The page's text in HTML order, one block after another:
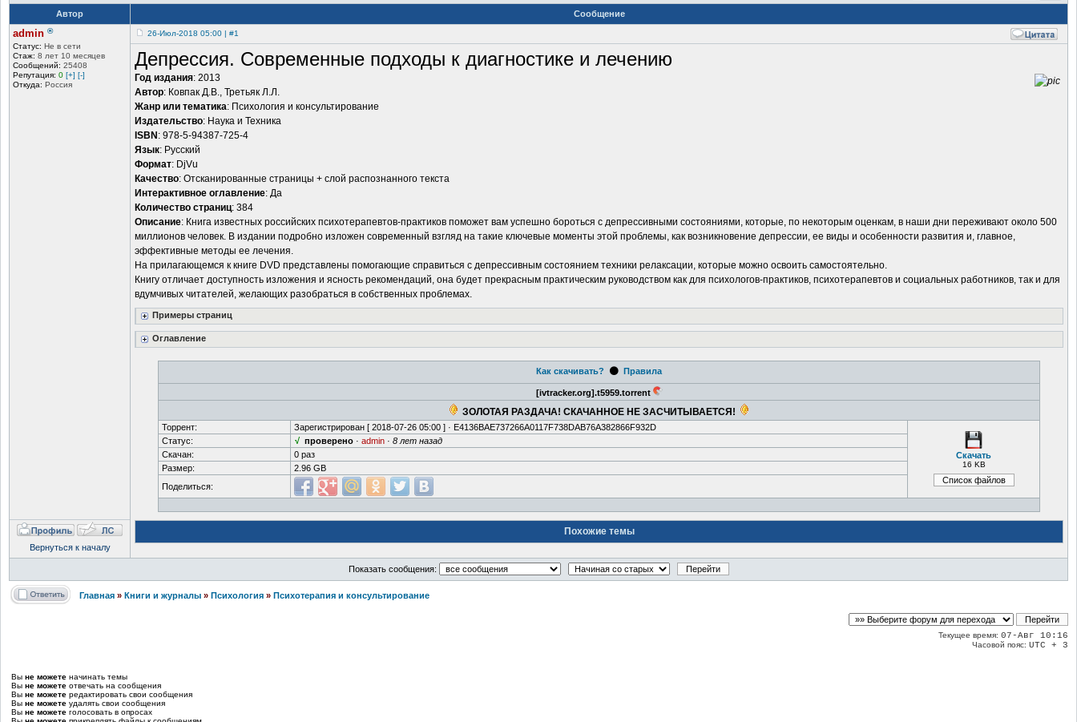
Автор Сообщение
admin ®
Статус: Не в сети
Стаж: 8 лет 10 месяцев
Сообщений: 25408
Репутация: 0 [+] [-]
Откуда: Россия
26-Июл-2018 05:00 | #1
Депрессия. Современные подходы к диагностике и лечению
Год издания: 2013
Автор: Ковпак Д.В., Третьяк Л.Л.
Жанр или тематика: Психология и консультирование
Издательство: Наука и Техника
ISBN : 978-5-94387-725-4
Язык: Русский
Формат: DjVu
Качество: Отсканированные страницы + слой распознанного текста
Интерактивное оглавление: Да
Количество страниц: 384
Описание: Книга известных российских психотерапевтов-практиков поможет вам успешно бороться с депрессивными состояниями, которые, по некоторым оценкам, в наши дни переживают около 500
миллионов человек. В издании подробно изложен современный взгляд на такие ключевые моменты этой проблемы, как возникновение депрессии, ее виды и особенности развития и, главное,
эффективные методы ее лечения.
На прилагающемся к книге DVD представлены помогающие справиться с депрессивным состоянием техники релаксации, которые можно освоить самостоятельно.
Книгу отличает доступность изложения и ясность рекомендаций, она будет прекрасным практическим руководством как для психологов-практиков, психотерапевтов и социальных работников, так и для
вдумчивых читателей, желающих разобраться в собственных проблемах.
Примеры страниц
Оглавление
Как скачивать? ⚫ Правила
[ivtracker.org].t5959.torrent
ЗОЛОТАЯ РАЗДАЧА! СКАЧАННОЕ НЕ ЗАСЧИТЫВАЕТСЯ!
Торрент: Зарегистрирован [ 2018-07-26 05:00 ] · E4136BAE737266A0117F738DAB76A382866F932D
Скачать
16 KB
Статус: √ проверено · admin · 8 лет назад
Скачан:
0 раз
Размер:
2.96 GB
Поделиться:
Похожие темы
Вернуться к началу
Показать сообщения:
Главная » Книги и журналы » Психология » Психотерапия и консультирование
Текущее время: 07-Авг 10:16
Часовой пояс: UTC + 3
Вы не можете начинать темы
Вы не можете отвечать на сообщения
Вы не можете редактировать свои сообщения
Вы не можете удалять свои сообщения
Вы не можете голосовать в опросах